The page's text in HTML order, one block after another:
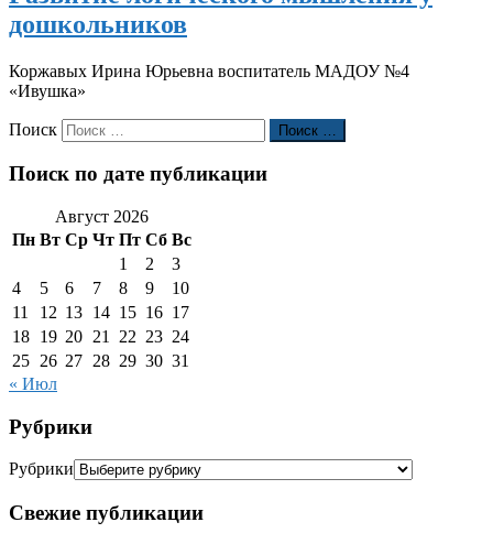
дошкольников
Коржавых Ирина Юрьевна воспитатель МАДОУ №4
«Ивушка»
Поиск Поиск …
Поиск по дате публикации
Август 2026
Пн Вт Ср Чт Пт Сб Вс
1
2
3
4
5 6 7 8 9
10
11
12 13 14 15 16 17
18 19 20 21 22 23 24
25 26 27 28 29 30 31
« Июл
Рубрики
Рубрики
Свежие публикации